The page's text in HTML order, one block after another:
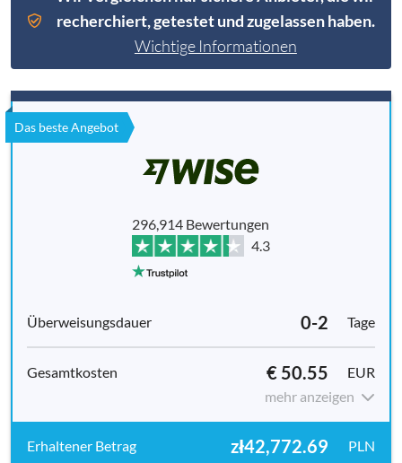
recherchiert, getestet und zugelassen haben.
Wichtige Informationen
Das beste Angebot
296,914 Bewertungen
4.3
0-2 Tage
€ 50.55
EUR
mehr anzeigen
zł42,772.69 PLN